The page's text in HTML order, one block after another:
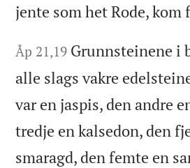
jente som het Rode, kom
Åp 21,19 Grunnsteinene i
alle slags vakre
var en jaspis, den andre
tredje en kalsedon, den
smaragd, den femte en